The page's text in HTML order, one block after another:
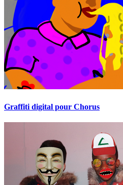
Graffiti digital pour Chorus